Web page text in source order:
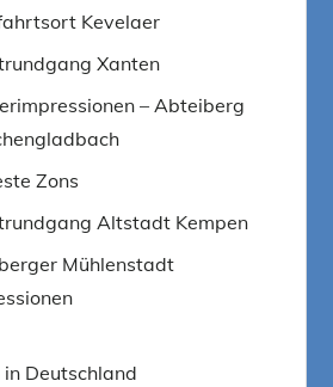
Kevelaer
Xanten
– Abteiberg
Zons
Altstadt Kempen
Mühlenstadt
Deutschland